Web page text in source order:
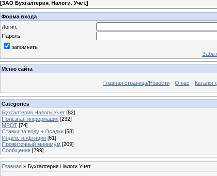
[ЗАО Бухгалтерия. Налоги. Учет.]
Форма входа
Логин:
Пароль:
запомнить
Меню сайта
Главная страница/Новости О нас Каталог
Categories
Бухгалтерия.Налоги.Учет [82]
Полезная информация [232]
МРОТ [74]
Ставки за воду + Осадки [58]
Индекс инфляции [61]
Прожиточный минимум [209]
Сообщения [299]
Главная » Бухгалтерия.Налоги.Учет